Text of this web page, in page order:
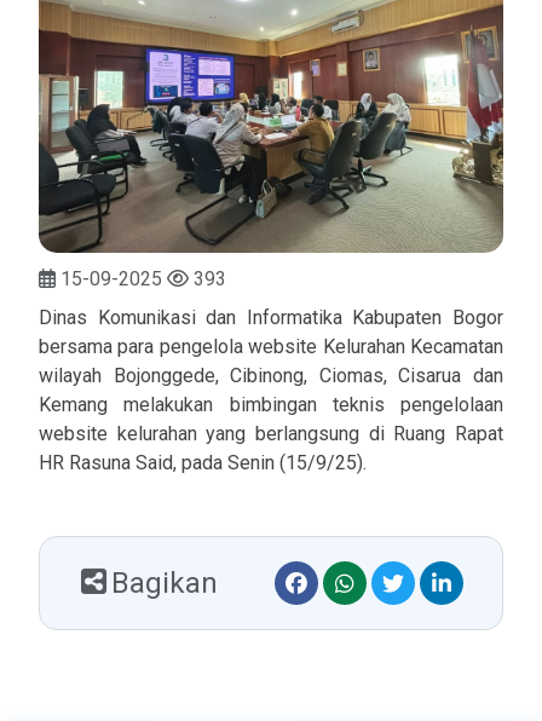
15-09-2025
393
Dinas Komunikasi dan Informatika Kabupaten Bogor
bersama para pengelola website Kelurahan Kecamatan
wilayah Bojonggede, Cibinong, Ciomas, Cisarua dan
Kemang melakukan bimbingan teknis pengelolaan
website kelurahan yang berlangsung di Ruang Rapat
HR Rasuna Said, pada Senin (15/9/25).
Bagikan